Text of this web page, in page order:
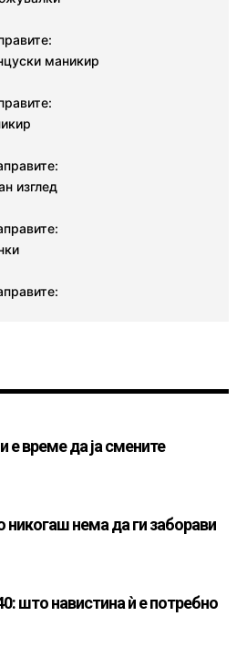
маникир
изглед
е време да ја смените
никогаш нема да ги заборави
што навистина ѝ е потребно